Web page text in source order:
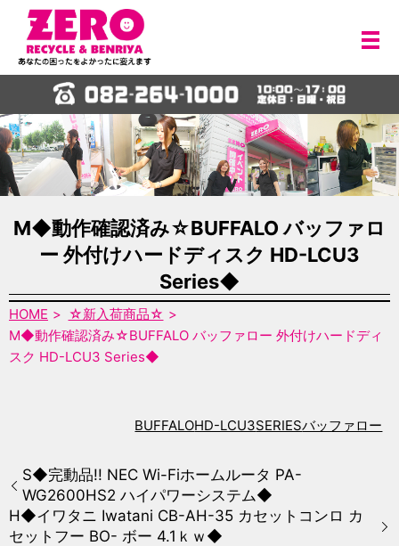
メ
M◆動作確認済み☆BUFFALO バッファロ
ー 外付けハードディスク HD-LCU3
Series◆
HOME
☆新入荷商品☆
M◆動作確認済み☆BUFFALO バッファロー 外付けハードディ
スク HD-LCU3 Series◆
BUFFALOHD-LCU3SERIESバッファロー
S◆完動品!! NEC Wi-Fiホームルータ PA-
WG2600HS2 ハイパワーシステム◆
H◆イワタニ Iwatani CB-AH-35 カセットコンロ カ
セットフー BO- ボー 4.1ｋｗ◆